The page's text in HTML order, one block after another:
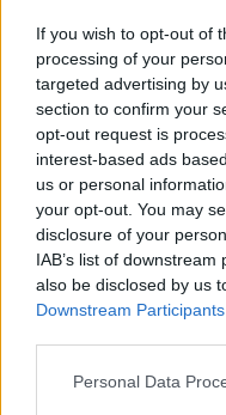
If you wish to opt-out of
processing of your
targeted advertising by
section to confirm your
opt-out request is
interest-based ads
us or personal
your opt-out. You may
disclosure of your
IAB’s list of
also be disclosed by us
Downstream Participants
Please note that this
Personal Data
Számomra ez volt a
korlátozott
Creatort nyomtam,
kipróbálom a
nem látom át a
másikat, illetve
mint már mondtam,
nem vitték túlzásba
lehetőséget
a legjobbnak, főleg
készlethez.